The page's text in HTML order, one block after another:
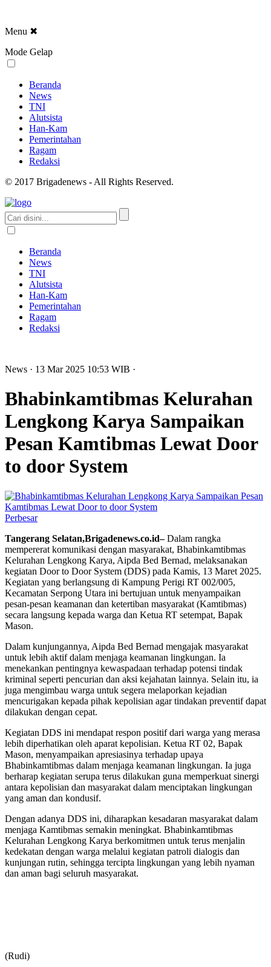
Menu ✖
Mode Gelap
Beranda
News
TNI
Alutsista
Han-Kam
Pemerintahan
Ragam
Redaksi
© 2017 Brigadenews - All Rights Reserved.
Beranda
News
TNI
Alutsista
Han-Kam
Pemerintahan
Ragam
Redaksi
News · 13 Mar 2025 10:53 WIB ·
Bhabinkamtibmas Kelurahan
Lengkong Karya Sampaikan
Pesan Kamtibmas Lewat Door
to door System
Perbesar
Tangerang Selatan,Brigadenews.co.id–Dalam rangka
mempererat komunikasi dengan masyarakat, Bhabinkamtibmas
Kelurahan Lengkong Karya, Aipda Bed Bernad, melaksanakan
kegiatan Door to Door System (DDS) pada Kamis, 13 Maret 2025.
Kegiatan yang berlangsung di Kampung Perigi RT 002/005,
Kecamatan Serpong Utara ini bertujuan untuk menyampaikan
pesan-pesan keamanan dan ketertiban masyarakat (Kamtibmas)
secara langsung kepada warga dan Ketua RT setempat, Bapak
Mason.
Dalam kunjungannya, Aipda Bed Bernad mengajak masyarakat
untuk lebih aktif dalam menjaga keamanan lingkungan. Ia
menekankan pentingnya kewaspadaan terhadap potensi tindak
kriminal seperti pencurian dan aksi kejahatan lainnya. Selain itu, ia
juga mengimbau warga untuk segera melaporkan kejadian
mencurigakan kepada pihak kepolisian agar tindakan preventif dapat
dilakukan dengan cepat.
Kegiatan DDS ini mendapat respon positif dari warga yang merasa
lebih diperhatikan oleh aparat kepolisian. Ketua RT 02, Bapak
Mason, menyampaikan apresiasinya terhadap upaya
Bhabinkamtibmas dalam menjaga keamanan lingkungan. Ia juga
berharap kegiatan serupa terus dilakukan guna memperkuat sinergi
antara kepolisian dan masyarakat dalam menciptakan lingkungan
yang aman dan kondusif.
Dengan adanya DDS ini, diharapkan kesadaran masyarakat dalam
menjaga Kamtibmas semakin meningkat. Bhabinkamtibmas
Kelurahan Lengkong Karya berkomitmen untuk terus menjalin
kedekatan dengan warga melalui kegiatan patroli dialogis dan
kunjungan rutin, sehingga tercipta lingkungan yang lebih nyaman
dan aman bagi seluruh masyarakat.
(Rudi)